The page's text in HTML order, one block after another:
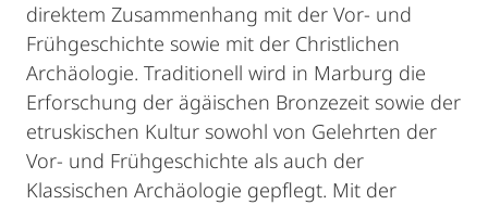
direktem Zusammenhang mit der Vor- und
Frühgeschichte sowie mit der Christlichen
Archäologie. Traditionell wird in Marburg die
Erforschung der ägäischen Bronzezeit sowie der
etruskischen Kultur sowohl von Gelehrten der
Vor- und Frühgeschichte als auch der
Klassischen Archäologie gepflegt. Mit der